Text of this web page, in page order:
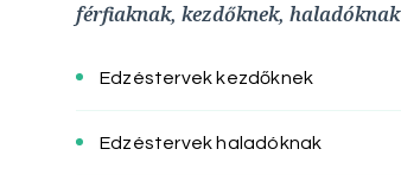
férfiaknak, kezdőknek, haladóknak
Edzéstervek kezdőknek
Edzéstervek haladóknak